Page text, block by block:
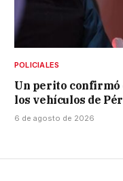
POLICIALES
Un perito confirmó
los vehículos de
6 de agosto de 2026